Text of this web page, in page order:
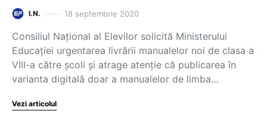
I.N. 18 septembrie 2020
Consiliul Național al Elevilor solicită Ministerului
Educației urgentarea livrării manualelor noi de clasa a
VIII-a către școli și atrage atenție că publicarea în
varianta digitală doar a manualelor de limba…
Vezi articolul